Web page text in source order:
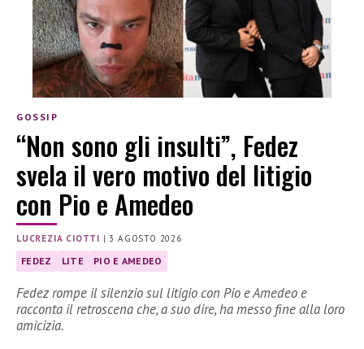
GOSSIP
“Non sono gli insulti”, Fedez
svela il vero motivo del litigio
con Pio e Amedeo
LUCREZIA CIOTTI |3 AGOSTO 2026
FEDEZ LITE PIO E AMEDEO
Fedez rompe il silenzio sul litigio con Pio e Amedeo e
racconta il retroscena che, a suo dire, ha messo fine alla loro
amicizia.